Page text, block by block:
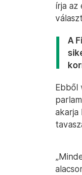
írja az
A
Ebből
akarja